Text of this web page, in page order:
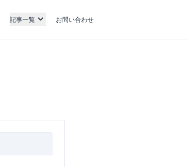
記事一覧 お問い合わせ